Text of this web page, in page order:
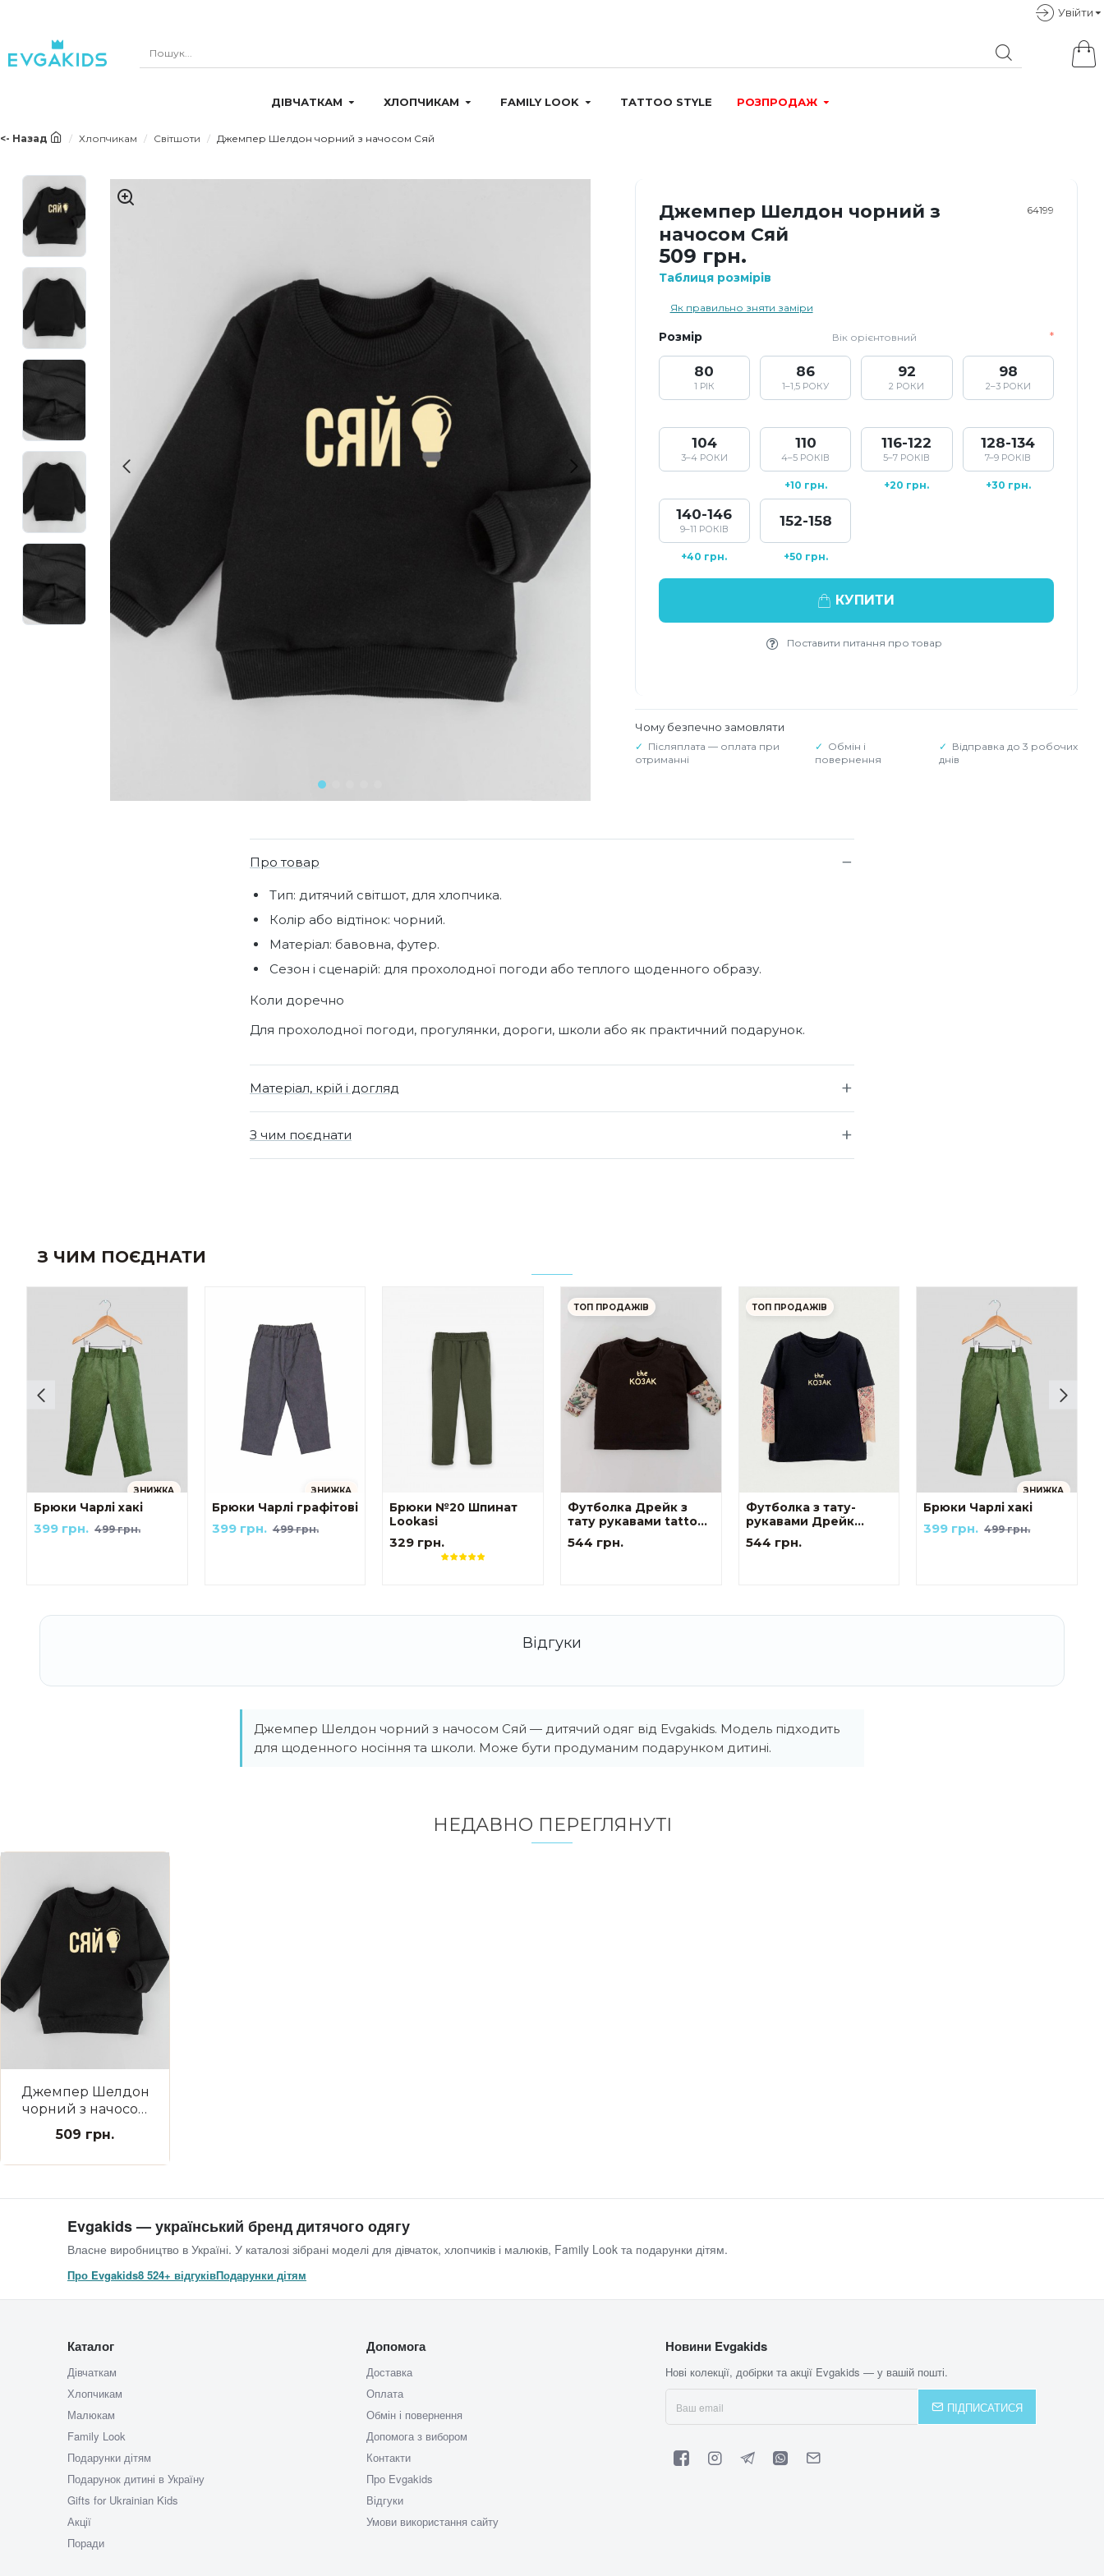
Увiйти
ДІВЧАТКАМ ХЛОПЧИКАМ FAMILY LOOK TATTOO STYLE РОЗПРОДАЖ
<- Назад Хлопчикам Світшоти Джемпер Шелдон чорний з начосом Сяй
Джемпер Шелдон чорний з
начосом Сяй
64199
509 грн.
Таблиця розмірів
Як правильно зняти заміри
Розмір Вік орієнтовний
80
1 РІК
86
1–1,5 РОКУ
92
2 РОКИ
98
2–3 РОКИ
104
3–4 РОКИ
110
4–5 РОКІВ
+10 грн.
116-122
5–7 РОКІВ
+20 грн.
128-134
7–9 РОКІВ
+30 грн.
140-146
9–11 РОКІВ
+40 грн.
152-158
+50 грн.
КУПИТИ
Поставити питання про товар
Чому безпечно замовляти
Післяплата — оплата при
отриманні
Обмін і
повернення
Відправка до 3 робочих
днів
Про товар
Тип: дитячий світшот, для хлопчика.
Колір або відтінок: чорний.
Матеріал: бавовна, футер.
Сезон і сценарій: для прохолодної погоди або теплого щоденного образу.
Коли доречно
Для прохолодної погоди, прогулянки, дороги, школи або як практичний подарунок.
Матеріал, крій і догляд
З чим поєднати
З ЧИМ ПОЄДНАТИ
ЗНИЖКА
Брюки Чарлі хакі
499 грн.
399 грн.
ЗНИЖКА
Брюки Чарлі графітові
499 грн.
399 грн.
Брюки №20 Шпинат
Lookasi
329 грн.
ТОП ПРОДАЖІВ
Футболка Дрейк з
тату рукавами tattoo
style The козак
544 грн.
ТОП ПРОДАЖІВ
Футболка з тату-
рукавами Дрейк
Українські мотиви
The козак
544 грн.
ЗНИЖКА
Брюки Чарлі хакі
499 грн.
399 грн.
Джемпер Шелдон чорний з начосом Сяй — дитячий одяг від Evgakids. Модель підходить
для щоденного носіння та школи. Може бути продуманим подарунком дитині.
НЕДАВНО ПЕРЕГЛЯНУТI
Джемпер Шелдон
чорний з начосом
Сяй
509 грн.
Evgakids — український бренд дитячого одягу
Власне виробництво в Україні. У каталозі зібрані моделі для дівчаток, хлопчиків і малюків, Family Look та подарунки дітям.
Про Evgakids8 524+ відгуківПодарунки дітям
Каталог
Дівчаткам
Хлопчикам
Малюкам
Family Look
Подарунки дітям
Подарунок дитині в Україну
Gifts for Ukrainian Kids
Акції
Поради
Допомога
Доставка
Оплата
Обмін і повернення
Допомога з вибором
Контакти
Про Evgakids
Відгуки
Умови використання сайту
Новини Evgakids
Нові колекції, добірки та акції Evgakids — у вашій пошті.
ПІДПИСАТИСЯ